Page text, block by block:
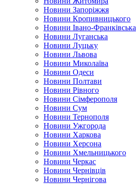
Новини Запоріжжя
Новини Кропивницького
Новини Івано-Франківська
Новини Луганська
Новини Луцьку
Новини Львова
Новини Миколаїва
Новини Одеси
Новини Полтави
Новини Рівного
Новини Сімферополя
Новини Сум
Новини Тернополя
Новини Ужгорода
Новини Харкова
Новини Херсона
Новини Хмельницького
Новини Черкас
Новини Чернівців
Новини Чернігова